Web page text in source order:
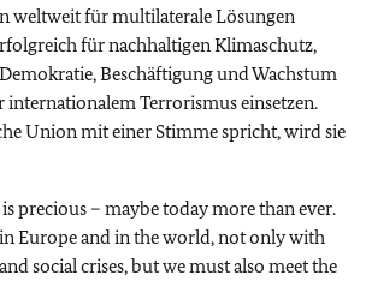
weltweit für multilaterale Lösungen
für nachhaltigen Klimaschutz,
Beschäftigung und Wachstum
internationalem Terrorismus einsetzen.
Union mit einer Stimme spricht, wird sie
precious – maybe today more than ever.
Europe and in the world, not only with
social crises, but we must also meet the